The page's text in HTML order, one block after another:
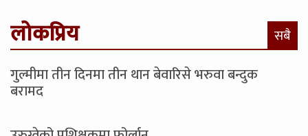
लोकप्रिय सबै
गुल्मीमा तीन दिनमा तीन थान बेवारिसे भरुवा बन्दुक
बरामद